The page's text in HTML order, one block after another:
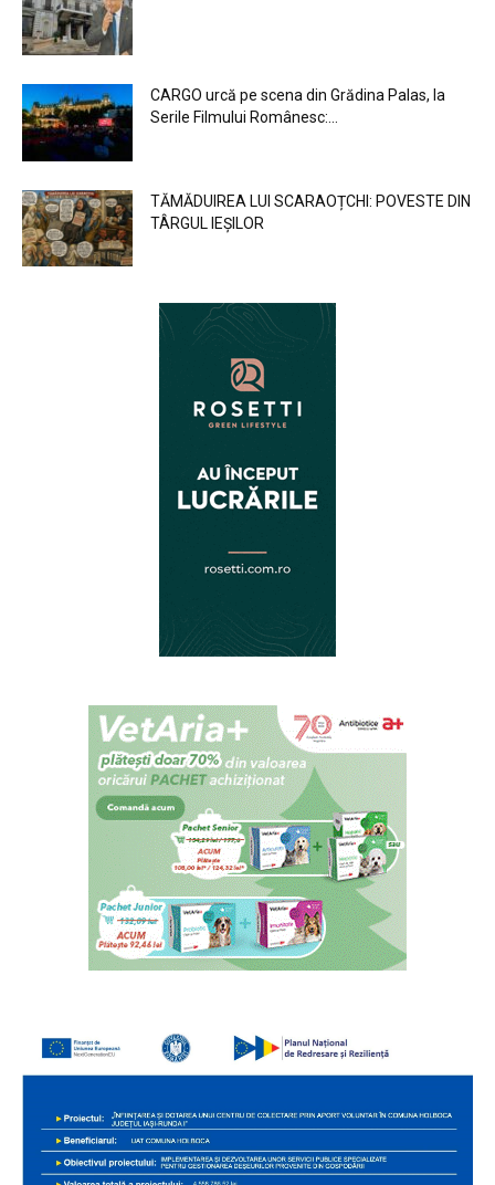
CARGO urcă pe scena din Grădina Palas, la
Serile Filmului Românesc:...
TĂMĂDUIREA LUI SCARAOȚCHI: POVESTE DIN
TÂRGUL IEȘILOR